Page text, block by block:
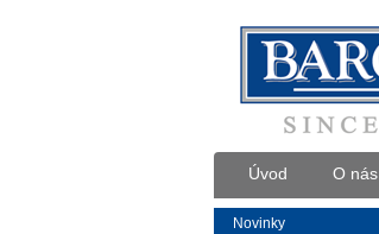
Úvod O nás
Novinky